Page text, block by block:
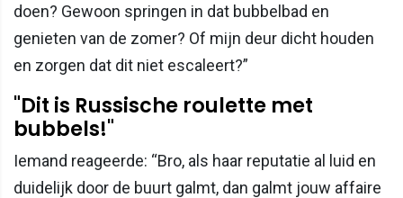
doen? Gewoon springen in dat bubbelbad en
genieten van de zomer? Of mijn deur dicht houden
en zorgen dat dit niet escaleert?”
"Dit is Russische roulette met
bubbels!"
Iemand reageerde: “Bro, als haar reputatie al luid en
duidelijk door de buurt galmt, dan galmt jouw affaire